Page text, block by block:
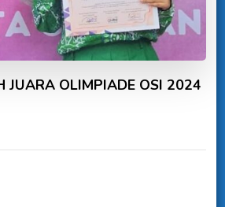
JUARA OLIMPIADE OSI 2024